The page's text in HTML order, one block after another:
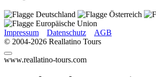
Impressum Datenschutz
AGB
© 2004-2026 Reallatino Tours
www.reallatino-tours.com